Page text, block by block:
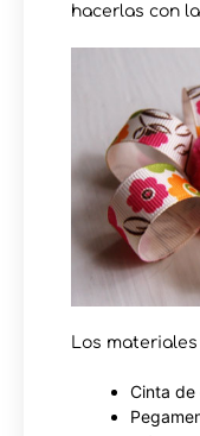
hacerlas con
Los
Cinta de